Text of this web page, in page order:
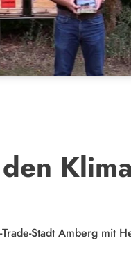
Stadt Amberg mit